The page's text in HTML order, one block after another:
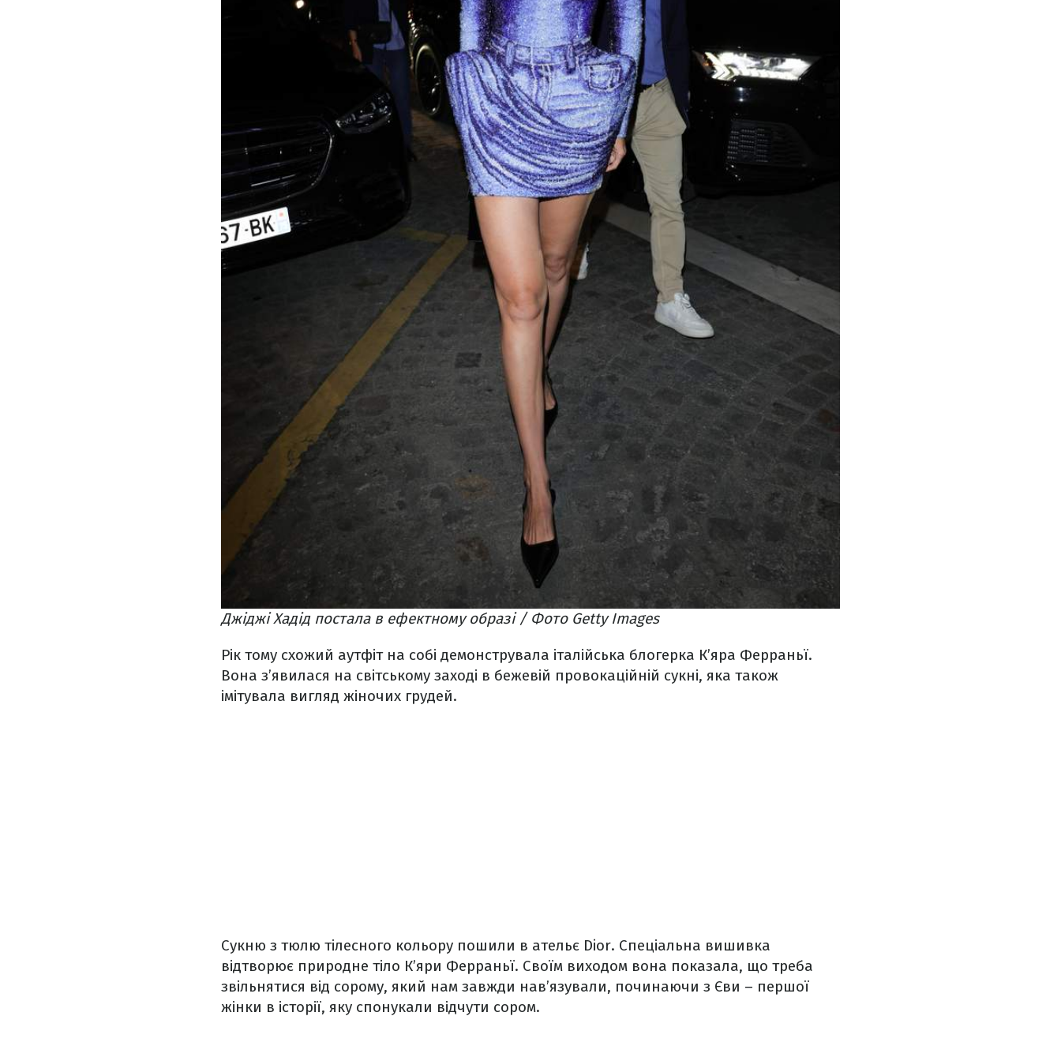
Джіджі Хадід постала в ефектному образі / Фото Getty Images
Рік тому схожий аутфіт на собі демонструвала італійська блогерка К’яра Ферраньї.
Вона з’явилася на світському заході в бежевій провокаційній сукні, яка також
імітувала вигляд жіночих грудей.
Сукню з тюлю тілесного кольору пошили в ательє Dior. Спеціальна вишивка
відтворює природне тіло К’яри Ферраньї. Своїм виходом вона показала, що треба
звільнятися від сорому, який нам завжди нав’язували, починаючи з Єви – першої
жінки в історії, яку спонукали відчути сором.